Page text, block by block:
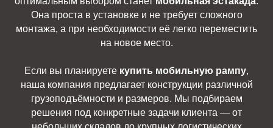
Она проста в установке и не требует сложного
монтажа, а при необходимости её легко переместить
на новое место.
Если вы планируете купить мобильную рампу,
наша компания предлагает конструкции различной
грузоподъёмности и размеров. Мы подбираем
решения под конкретные задачи клиента — от